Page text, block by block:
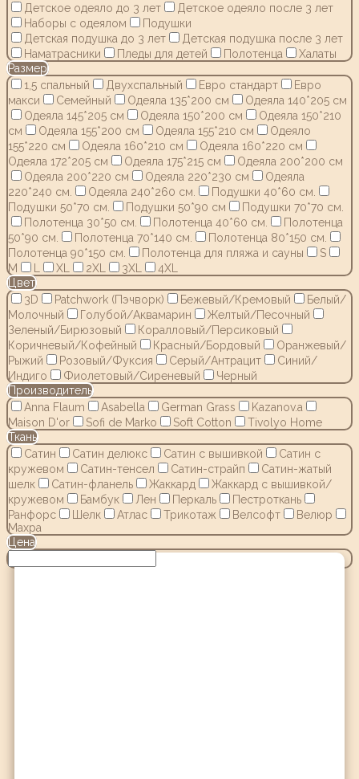
Детское одеяло до 3 лет
Детское одеяло после 3 лет
Наборы с одеялом
Подушки
Детская подушка до 3 лет
Детская подушка после 3 лет
Наматрасники
Пледы для детей Полотенца
Халаты
Размер
1,5 спальный
Двухспальный Евро стандарт
Евро
макси
Семейный Одеяла 135*200 см
Одеяла 140*205 см
Одеяла 145*205 см
Одеяла 150*200 см
Одеяла 150*210
см
Одеяла 155*200 см Одеяла 155*210 см
Одеяло
155*220 см
Одеяла 160*210 см
Одеяла 160*220 см
Одеяла 172*205 см
Одеяла 175*215 см
Одеяла 200*200 см
Одеяла 200*220 см
Одеяла 220*230 см
Одеяла
220*240 см.
Одеяла 240*260 см.
Подушки 40*60 см.
Подушки 50*70 см.
Подушки 50*90 см
Подушки 70*70 см.
Полотенца 30*50 см.
Полотенца 40*60 см.
Полотенца
50*90 см.
Полотенца 70*140 см.
Полотенца 80*150 см.
Полотенца 90*150 см.
Полотенца для пляжа и сауны
S
M
XL 2XL 3XL
4XL
Цвет
3D
Patchwork (Пэчворк) Бежевый/Кремовый
Белый/
Молочный
Голубой/Аквамарин
Желтый/Песочный
Зеленый/Бирюзовый
Коралловый/Персиковый
Коричневый/Кофейный
Красный/Бордовый
Оранжевый/
Рыжий
Розовый/Фуксия Серый/Антрацит
Синий/
Индиго
Фиолетовый/Сиреневый
Черный
Производитель
Anna Flaum
Asabella German Grass
Kazanov.a
Maison D'or
Sofi de Marko Soft Cotton
Tivolyo Home
Ткань
Сатин
Сатин делюкс Сатин с вышивкой
Сатин с
кружевом
Сатин-тенсел Сатин-страйп
Сатин-жатый
шелк
Сатин-фланель Жаккард
Жаккард с вышивкой/
кружевом
Бамбук Лен Перкаль
Пестроткань
Ранфорс
Шелк Атлас Трикотаж Велсофт
Велюр
Махра
Цена